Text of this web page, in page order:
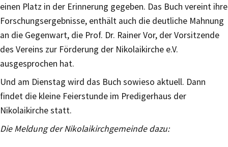
einen Platz in der Erinnerung gegeben. Das Buch vereint ihre
Forschungsergebnisse, enthält auch die deutliche Mahnung
an die Gegenwart, die Prof. Dr. Rainer Vor, der Vorsitzende
des Vereins zur Förderung der Nikolaikirche e.V.
ausgesprochen hat.
Und am Dienstag wird das Buch sowieso aktuell. Dann
findet die kleine Feierstunde im Predigerhaus der
Nikolaikirche statt.
Die Meldung der Nikolaikirchgemeinde dazu: